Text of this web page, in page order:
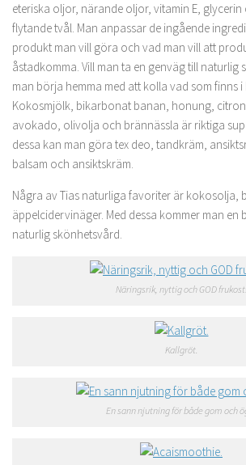
eteriska oljor, närande oljor, vitamin E,
flytande tvål. Man anpassar de ingående
produkt man vill göra och vad man vill att
åstadkomma. Vill man ta en genväg till naturlig
man börja hemma med att kolla vad som finns
Kokosmjölk, bikarbonat banan, honung,
avokado, olivolja och brännässla är riktiga
dessa kan man göra tex deo, tandkräm,
balsam och ansiktskräm.
Några av Tias naturliga favoriter är kokosolja,
äppelcidervinäger. Med dessa kommer man en
naturlig skönhetsvård.
Näringsrik, nyttig och GOD
Kallgröt.
En sann njutning för både gom och